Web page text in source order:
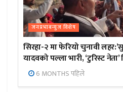
जनप्रभाबन्युज विशेष
सिरहा-२ मा फेरियो चुनावी
यादवको पल्ला भारी, ‘टुरिस्ट
6 MONTHS पहिले